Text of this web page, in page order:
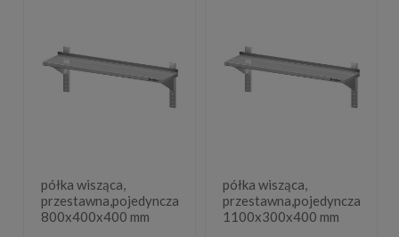
półka wisząca,
przestawna,pojedyncza
800x400x400 mm
półka wisząca,
przestawna,pojedyncza
1100x300x400 mm